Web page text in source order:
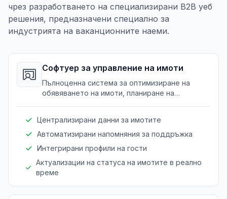
чрез разработването на специализирани B2B уеб
решения, предназначени специално за
индустрията на ваканционните наеми.
Софтуер за управление на имоти
Пълноценна система за оптимизиране на
обявяването на имоти, планиране на
Централизирани данни за имотите
Автоматизирани напомняния за поддръжка
Интегрирани профили на гости
Актуализации на статуса на имотите в реално
време